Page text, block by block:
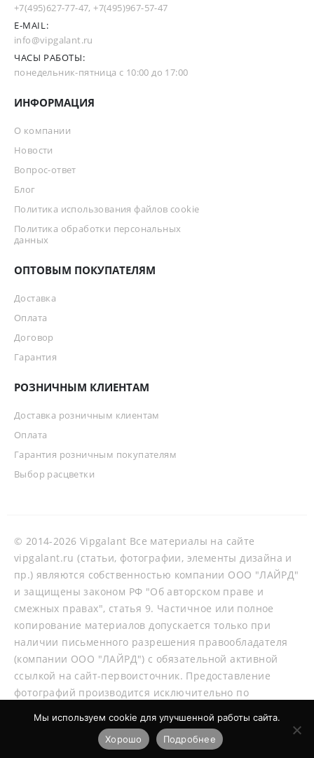
+7(495)627-77-47,+7(495)967-57-47
E-MAIL:
info@vipgalant.ru
ЧАСЫ РАБОТЫ:
понедельник-пятница с 10:00 до 17:00
ИНФОРМАЦИЯ
О компании
Новости
Вопрос-ответ
Блог
Политика использования файлов cookie
Политика обработки персональных
данных
ОПТОВЫМ ПОКУПАТЕЛЯМ
Доставка
Оплата
Договор
Гарантия
РОЗНИЧНЫМ КЛИЕНТАМ
Доставка розничным клиентам
Оплата
Гарантия розничным покупателям
Выбор расцветки
© 2014-2026 Vipgalant Все материалы на сайте
vipgalant.ru (статьи, фотографии, элементы дизайна и
пр.) являются собственностью компании ООО "ЛАЙРД"
и защищены законом РФ "Об авторском праве и
смежных правах", статья 9. Частичное или полное
копирование материалов допускается только при
наличии письменного разрешения правообладателя
(компании ООО "ЛАЙРД") с обязательной активной
ссылкой на сайт-первоисточник. Предоставление
фотографий производится исключительно по
Мы используем cookie для улучшенной работы сайта.
Хорошо
Подробнее